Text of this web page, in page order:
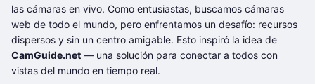
las cámaras en vivo. Como entusiastas, buscamos cámaras
web de todo el mundo, pero enfrentamos un desafío: recursos
dispersos y sin un centro amigable. Esto inspiró la idea de
CamGuide.net — una solución para conectar a todos con
vistas del mundo en tiempo real.